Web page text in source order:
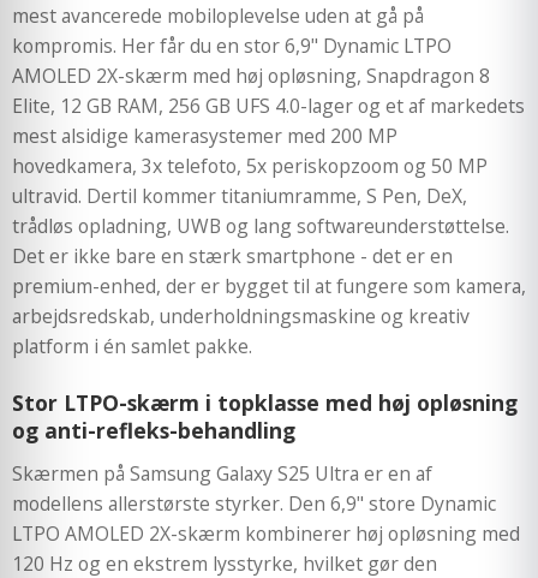
mest avancerede mobiloplevelse uden at gå på
kompromis. Her får du en stor 6,9" Dynamic LTPO
AMOLED 2X-skærm med høj opløsning, Snapdragon 8
Elite, 12 GB RAM, 256 GB UFS 4.0-lager og et af markedets
mest alsidige kamerasystemer med 200 MP
hovedkamera, 3x telefoto, 5x periskopzoom og 50 MP
ultravid. Dertil kommer titaniumramme, S Pen, DeX,
trådløs opladning, UWB og lang softwareunderstøttelse.
Det er ikke bare en stærk smartphone - det er en
premium-enhed, der er bygget til at fungere som kamera,
arbejdsredskab, underholdningsmaskine og kreativ
platform i én samlet pakke.
Stor LTPO-skærm i topklasse med høj opløsning
og anti-refleks-behandling
Skærmen på Samsung Galaxy S25 Ultra er en af
modellens allerstørste styrker. Den 6,9" store Dynamic
LTPO AMOLED 2X-skærm kombinerer høj opløsning med
120 Hz og en ekstrem lysstyrke, hvilket gør den